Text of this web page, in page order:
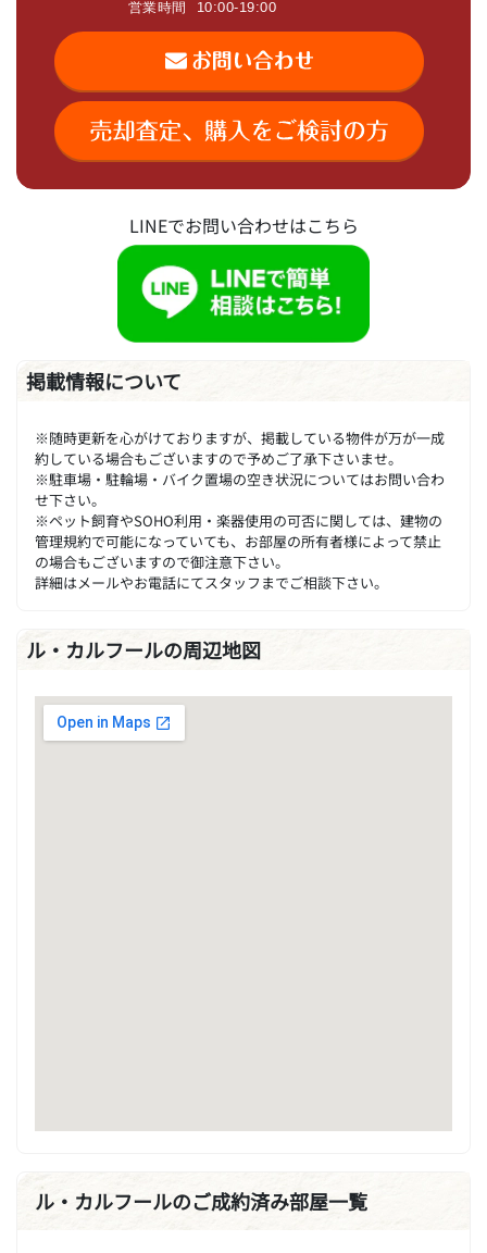
LINEでお問い合わせはこちら
掲載情報について
※随時更新を心がけておりますが、掲載している物件が万が一成
約している場合もございますので予めご了承下さいませ。
※駐車場・駐輪場・バイク置場の空き状況についてはお問い合わ
せ下さい。
※ペット飼育やSOHO利用・楽器使用の可否に関しては、建物の
管理規約で可能になっていても、お部屋の所有者様によって禁止
の場合もございますので御注意下さい。
詳細はメールやお電話にてスタッフまでご相談下さい。
ル・カルフールの周辺地図
ル・カルフールのご成約済み部屋一覧